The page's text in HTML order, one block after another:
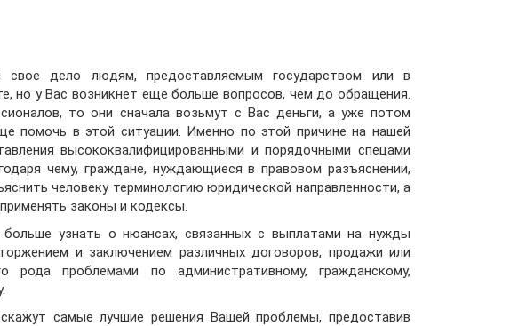
дело людям, предоставляемым государством или в
но у Вас возникнет еще больше вопросов, чем до обращения.
то они сначала возьмут с Вас деньги, а уже потом
помочь в этой ситуации. Именно по этой причине на нашей
высококвалифицированными и порядочными спецами
чему, граждане, нуждающиеся в правовом разъяснении,
человеку терминологию юридической направленности, а
законы и кодексы.
узнать о нюансах, связанных с выплатами на нужды
и заключением различных договоров, продажи или
рода проблемами по административному, гражданскому,
самые лучшие решения Вашей проблемы, предоставив